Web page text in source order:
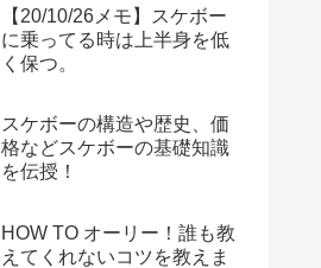
【20/10/26メモ】スケボー
に乗ってる時は上半身を低
く保つ。
スケボーの構造や歴史、価
格などスケボーの基礎知識
を伝授！
HOW TO オーリー！誰も教
えてくれないコツを教えま